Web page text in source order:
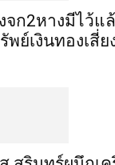
จก​2​หาง​มีไว้แ
พย์เงินทอง​เสี่